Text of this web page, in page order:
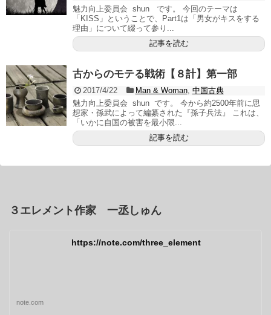
魅力向上委員会 shun です。 今回のテーマは
「KISS」ということで、Part1は「男女がキスをする
理由」について綴って参り...
記事を読む
古からのモテる戦術【８計】第一部
2017/4/22 Man & Woman, 中国古典
魅力向上委員会 shun です。 今から約2500年前に思
想家・孫武によって編纂された『孫子兵法』 これは、
「いかに自国の被害を最小限...
記事を読む
３エレメント作家 一丞しゅん
https://note.com/three_element
note.com